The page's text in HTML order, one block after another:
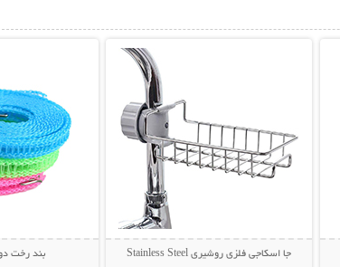
جا اسکاجی فلزی روشیری Stainless Steel بند رخت